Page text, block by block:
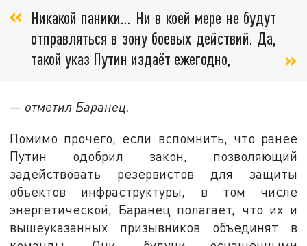
Никакой паники… Ни в коей мере не будут
отправляться в зону боевых действий. Да,
такой указ Путин издаёт ежегодно,
— отметил Баранец.
Помимо прочего, если вспомнить, что ранее
Путин одобрил закон, позволяющий
задействовать резервистов для защиты
объектов инфраструктуры, в том числе
энергетической, Баранец полагает, что их и
вышеуказанных призывников объединят в